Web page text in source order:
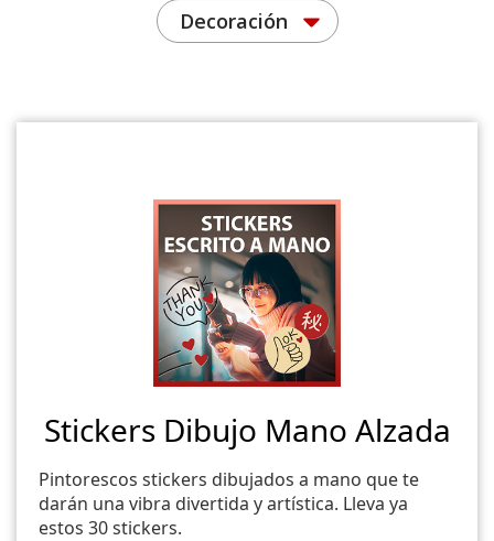
Decoración
Stickers Dibujo Mano Alzada
Pintorescos stickers dibujados a mano que te
darán una vibra divertida y artística. Lleva ya
estos 30 stickers.